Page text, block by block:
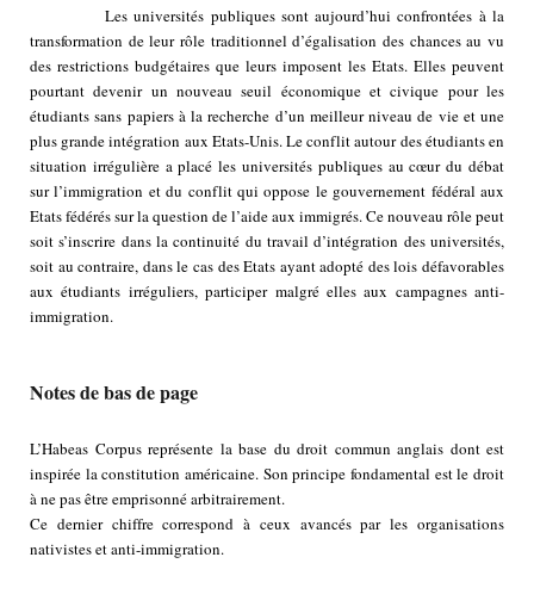
Les universités publiques sont aujourd’hui confrontées à la
transformation de leur rôle traditionnel d’égalisation des chances au vu
des restrictions budgétaires que leurs imposent les Etats. Elles peuvent
pourtant devenir un nouveau seuil économique et civique pour les
étudiants sans papiers à la recherche d’un meilleur niveau de vie et une
plus grande intégration aux Etats-Unis. Le conflit autour des étudiants en
situation irrégulière a placé les universités publiques au cœur du débat
sur l’immigration et du conflit qui oppose le gouvernement fédéral aux
Etats fédérés sur la question de l’aide aux immigrés. Ce nouveau rôle peut
soit s’inscrire dans la continuité du travail d’intégration des universités,
soit au contraire, dans le cas des Etats ayant adopté des lois défavorables
aux étudiants irréguliers, participer malgré elles aux campagnes anti-
immigration.
Notes de bas de page
L’Habeas Corpus représente la base du droit commun anglais dont est
inspirée la constitution américaine. Son principe fondamental est le droit
à ne pas être emprisonné arbitrairement.
Ce dernier chiffre correspond à ceux avancés par les organisations
nativistes et anti-immigration.